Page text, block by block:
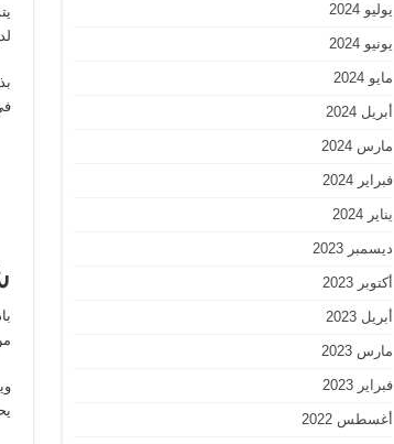
يوليو 2024
يونيو 2024
مايو 2024
أبريل 2024
مارس 2024
فبراير 2024
يناير 2024
ديسمبر 2023
أكتوبر 2023
أبريل 2023
مارس 2023
فبراير 2023
أغسطس 2022